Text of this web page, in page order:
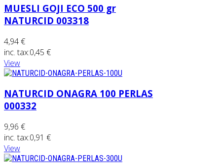
MUESLI GOJI ECO 500 gr
NATURCID 003318
4,94 €
inc. tax:0,45 €
View
NATURCID ONAGRA 100 PERLAS
000332
9,96 €
inc. tax:0,91 €
View